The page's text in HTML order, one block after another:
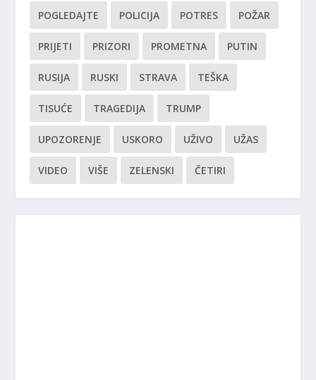
POGLEDAJTE POLICIJA POTRES POŽAR
PRIJETI PRIZORI PROMETNA PUTIN
RUSIJA RUSKI STRAVA TEŠKA
TISUĆE TRAGEDIJA TRUMP
UPOZORENJE USKORO UŽIVO UŽAS
VIDEO VIŠE ZELENSKI ČETIRI